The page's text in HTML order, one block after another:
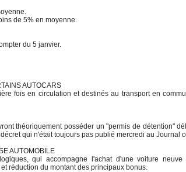
de 5% en moyenne.
du 5 janvier.
AUTOCARS
fois en circulation et destinés au transport en
théoriquement posséder un "permis de détention"
qui n'était toujours pas publié mercredi au Journal
AUTOMOBILE
qui accompagne l'achat d'une voiture
réduction du montant des principaux bonus.